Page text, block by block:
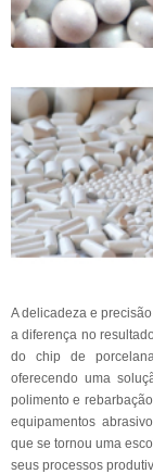
A delicadeza e
a diferença no
do chip de
oferecendo uma
polimento e
equipamentos
que se tornou uma
seus processos